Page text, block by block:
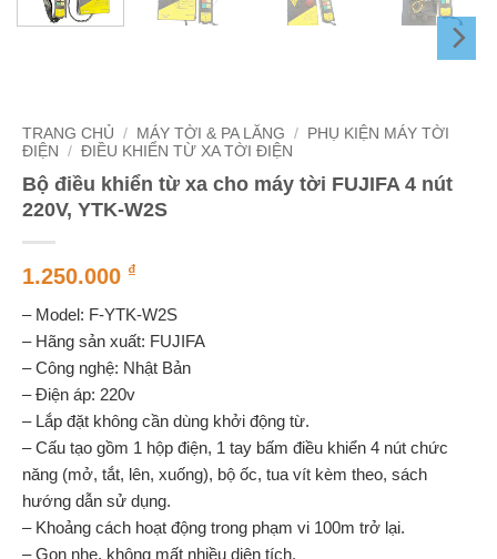
TRANG CHỦ / MÁY TỜI & PA LĂNG /
PHỤ KIỆN MÁY TỜI
ĐIỆN
/ ĐIỀU KHIỂN TỪ XA TỜI ĐIỆN
Bộ điều khiển từ xa cho máy tời FUJIFA 4 nút
220V, YTK-W2S
1.250.000 ₫
– Model: F-YTK-W2S
– Hãng sản xuất: FUJIFA
– Công nghệ: Nhật Bản
– Điện áp: 220v
– Lắp đặt không cần dùng khởi động từ.
– Cấu tạo gồm 1 hộp điện, 1 tay bấm điều khiển 4 nút chức
năng (mở, tắt, lên, xuống), bộ ốc, tua vít kèm theo, sách
hướng dẫn sử dụng.
– Khoảng cách hoạt động trong phạm vi 100m trở lại.
– Gọn nhẹ, không mất nhiều diện tích.